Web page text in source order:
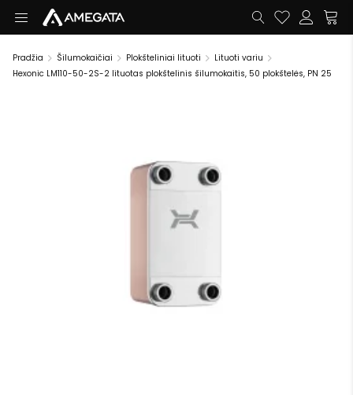
Pradžia Šilumokaičiai Plokšteliniai lituoti
Lituoti variu
Hexonic LM110-50-2S-2 lituotas plokštelinis šilumokaitis, 50 plokštelės, PN 25